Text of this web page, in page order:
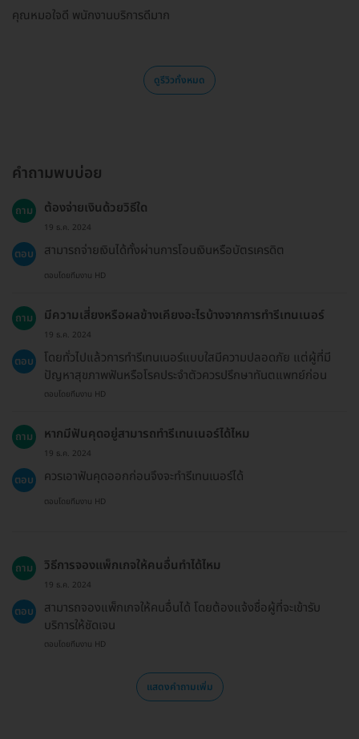
คุณหมอใจดี พนักงานบริการดีมาก
ดูรีวิวทั้งหมด
คำถามพบบ่อย
ถาม ต้องจ่ายเงินด้วยวิธีใด
19 ธ.ค. 2024
ตอบ สามารถจ่ายเงินได้ทั้งผ่านการโอนเงินหรือบัตรเครดิต
ตอบโดยทีมงาน HD
ถาม มีความเสี่ยงหรือผลข้างเคียงอะไรบ้างจากการทำรีเทนเนอร์
19 ธ.ค. 2024
ตอบ
โดยทั่วไปแล้วการทำรีเทนเนอร์แบบใสมีความปลอดภัย แต่ผู้ที่มี
ปัญหาสุขภาพฟันหรือโรคประจำตัวควรปรึกษาทันตแพทย์ก่อน
ตอบโดยทีมงาน HD
ถาม หากมีฟันคุดอยู่สามารถทำรีเทนเนอร์ได้ไหม
19 ธ.ค. 2024
ตอบ ควรเอาฟันคุดออกก่อนจึงจะทำรีเทนเนอร์ได้
ตอบโดยทีมงาน HD
ถาม วิธีการจองแพ็กเกจให้คนอื่นทำได้ไหม
19 ธ.ค. 2024
ตอบ
สามารถจองแพ็กเกจให้คนอื่นได้ โดยต้องแจ้งชื่อผู้ที่จะเข้ารับ
บริการให้ชัดเจน
ตอบโดยทีมงาน HD
แสดงคำถามเพิ่ม